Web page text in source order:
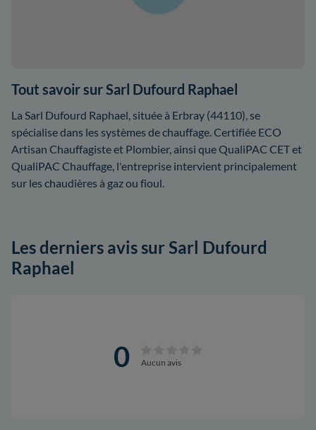
Tout savoir sur Sarl Dufourd Raphael
La Sarl Dufourd Raphael, située à Erbray (44110), se
spécialise dans les systèmes de chauffage. Certifiée ECO
Artisan Chauffagiste et Plombier, ainsi que QualiPAC CET et
QualiPAC Chauffage, l'entreprise intervient principalement
sur les chaudières à gaz ou fioul.
Les derniers avis sur Sarl Dufourd
Raphael
0 Aucun avis